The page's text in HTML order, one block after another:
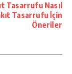
Tasarrufu Nasıl
Tasarrufu İçin
Öneriler